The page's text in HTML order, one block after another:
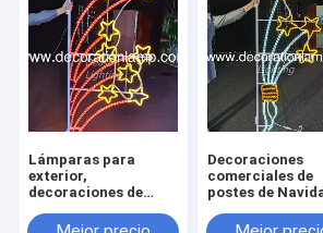
Lámparas para
exterior,
decoraciones de
motivo navideño
Decoraciones
comerciales de
postes de